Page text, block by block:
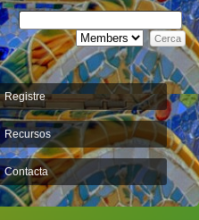
Registre
Recursos
Contacta